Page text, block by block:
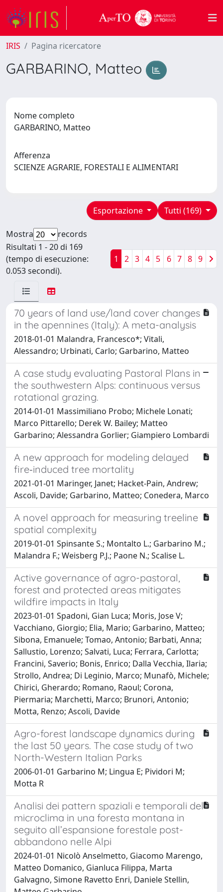
IRIS Pagina ricercatore
GARBARINO, Matteo
Nome completo
GARBARINO, Matteo
Afferenza
SCIENZE AGRARIE, FORESTALI E ALIMENTARI
Tutti (169)
Esportazione
Mostra
records
Risultati 1 - 20 di 169
(tempo di esecuzione:
0.053 secondi).
1 2 3 4 5 6 7 8 9
70 years of land use/land cover changes
in the apennines (Italy): A meta-analysis
2018-01-01 Malandra, Francesco*; Vitali,
Alessandro; Urbinati, Carlo; Garbarino, Matteo
A case study evaluating Pastoral Plans in
the southwestern Alps: continuous versus
rotational grazing.
2014-01-01 Massimiliano Probo; Michele Lonati;
Marco Pittarello; Derek W. Bailey; Matteo
Garbarino; Alessandra Gorlier; Giampiero Lombardi
A new approach for modeling delayed
fire‐induced tree mortality
2021-01-01 Maringer, Janet; Hacket‐Pain, Andrew;
Ascoli, Davide; Garbarino, Matteo; Conedera, Marco
A novel approach for measuring treeline
spatial complexity
2019-01-01 Spinsante S.; Montalto L.; Garbarino M.;
Malandra F.; Weisberg P.J.; Paone N.; Scalise L.
Active governance of agro-pastoral,
forest and protected areas mitigates
wildfire impacts in Italy
2023-01-01 Spadoni, Gian Luca; Moris, Jose V;
Vacchiano, Giorgio; Elia, Mario; Garbarino, Matteo;
Sibona, Emanuele; Tomao, Antonio; Barbati, Anna;
Sallustio, Lorenzo; Salvati, Luca; Ferrara, Carlotta;
Francini, Saverio; Bonis, Enrico; Dalla Vecchia, Ilaria;
Strollo, Andrea; Di Leginio, Marco; Munafò, Michele;
Chirici, Gherardo; Romano, Raoul; Corona,
Piermaria; Marchetti, Marco; Brunori, Antonio;
Motta, Renzo; Ascoli, Davide
Agro-forest landscape dynamics during
the last 50 years. The case study of two
North-Western Italian Parks
2006-01-01 Garbarino M; Lingua E; Pividori M;
Motta R
Analisi dei pattern spaziali e temporali del
microclima in una foresta montana in
seguito all’espansione forestale post-
abbandono nelle Alpi
2024-01-01 Nicolò Anselmetto, Giacomo Marengo,
Matteo Domanico, Gianluca Filippa, Marta
Galvagno, Simone Ravetto Enri, Daniele Stellin,